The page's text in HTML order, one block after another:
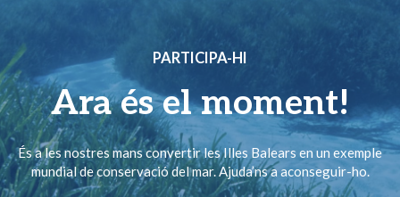
PARTICIPA-HI
Ara és el moment!
És a les nostres mans convertir les Illes Balears en un exemple
mundial de conservació del mar. Ajuda’ns a aconseguir-ho.